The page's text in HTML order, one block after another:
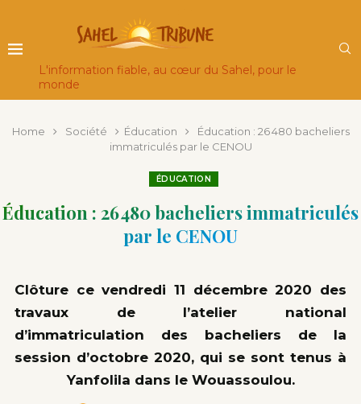
L'information fiable, au cœur du Sahel, pour le
monde
Home Société Éducation
Éducation : 26 480 bacheliers
immatriculés par le CENOU
ÉDUCATION
Éducation : 26 480 bacheliers immatriculés
par le CENOU
Clôture ce vendredi 11 décembre 2020 des
travaux de l’atelier national
d’immatriculation des bacheliers de la
session d’octobre 2020, qui se sont tenus à
Yanfolila dans le Wouassoulou.